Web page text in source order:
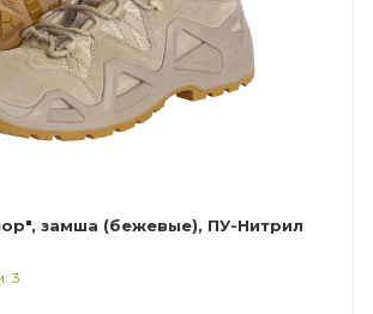
замша (бежевые), ПУ-Нитрил
3